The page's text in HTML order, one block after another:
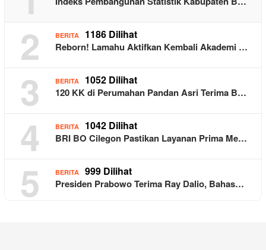
2 BERITA 1186 Dilihat
Reborn! Lamahu Aktifkan Kembali Akademi …
3 BERITA 1052 Dilihat
120 KK di Perumahan Pandan Asri Terima B…
4 BERITA 1042 Dilihat
BRI BO Cilegon Pastikan Layanan Prima Me…
5 BERITA 999 Dilihat
Presiden Prabowo Terima Ray Dalio, Bahas…